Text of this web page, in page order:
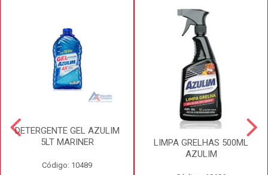
DETERGENTE GEL AZULIM
5LT MARINER
Código: 10489
LIMPA GRELHAS 500ML
AZULIM